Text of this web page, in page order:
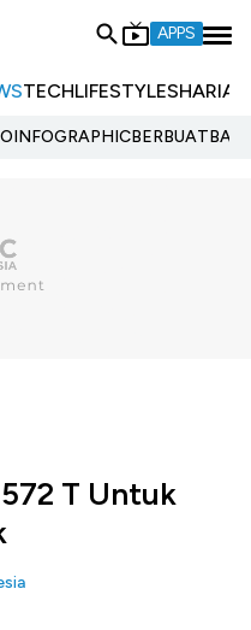
APPS
TECHLIFESTYLESHARIA
INFOGRAPHIC
T Untuk